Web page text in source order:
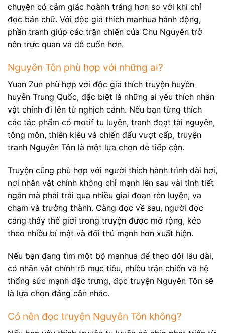
chuyện có cảm giác hoành tráng hơn so với khi chỉ
đọc bản chữ. Với độc giả thích manhua hành động,
phần tranh giúp các trận chiến của Chu Nguyên trở
nên trực quan và dễ cuốn hơn.
Nguyên Tôn phù hợp với những ai?
Yuan Zun phù hợp với độc giả thích truyện huyền
huyễn Trung Quốc, đặc biệt là những ai yêu thích nhân
vật chính đi lên từ nghịch cảnh. Nếu bạn từng thích
các tác phẩm có motif tu luyện, tranh đoạt tài nguyên,
tông môn, thiên kiêu và chiến đấu vượt cấp, truyện
tranh Nguyên Tôn là một lựa chọn dễ tiếp cận.
Truyện cũng phù hợp với người thích hành trình dài hơi,
nơi nhân vật chính không chỉ mạnh lên sau vài tình tiết
ngắn mà phải trải qua nhiều giai đoạn rèn luyện, va
chạm và trưởng thành. Càng đọc về sau, người đọc
càng thấy thế giới trong truyện được mở rộng, kéo
theo nhiều bí mật và đối thủ mạnh hơn xuất hiện.
Nếu bạn đang tìm một bộ manhua để theo dõi lâu dài,
có nhân vật chính rõ mục tiêu, nhiều trận chiến và hệ
thống sức mạnh đặc trưng, đọc truyện Nguyên Tôn sẽ
là lựa chọn đáng cân nhắc.
Có nên đọc truyện Nguyên Tôn không?